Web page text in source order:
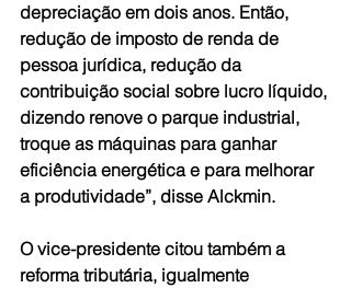
depreciação em dois anos. Então,
redução de imposto de renda de
pessoa jurídica, redução da
contribuição social sobre lucro líquido,
dizendo renove o parque industrial,
troque as máquinas para ganhar
eficiência energética e para melhorar
a produtividade”, disse Alckmin.
O vice-presidente citou também a
reforma tributária, igualmente